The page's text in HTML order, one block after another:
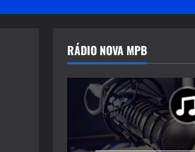
RÁDIO NOVA MPB